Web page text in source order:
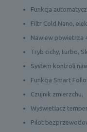
Funkcja
Filtr Cold Nano,
Nawiew powietrza
Tryb cichy, turbo,
System kontroli
Funkcja Smart
Czujnik zmierzchu,
Wyświetlacz
Pilot